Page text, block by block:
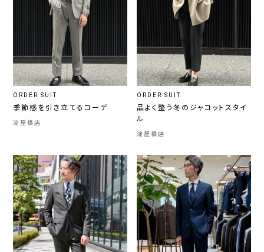
ORDER SUIT
季節感を引き立てるコーデ
淀屋橋店
ORDER SUIT
品よく整う冬のジャコットスタイ
ル
淀屋橋店